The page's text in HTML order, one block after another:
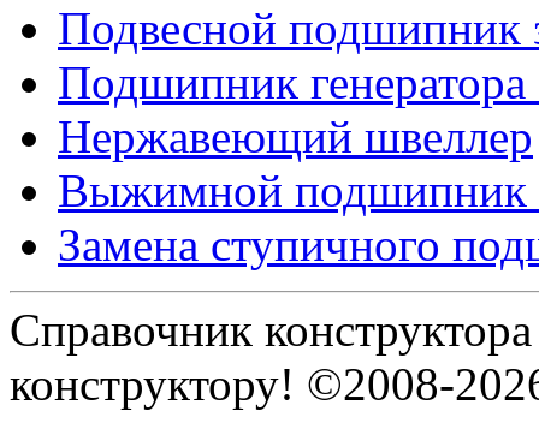
Подвесной подшипник
Подшипник генератора
Нержавеющий швеллер
Выжимной подшипник
Замена ступичного
Справочник
конструктору! ©2008-